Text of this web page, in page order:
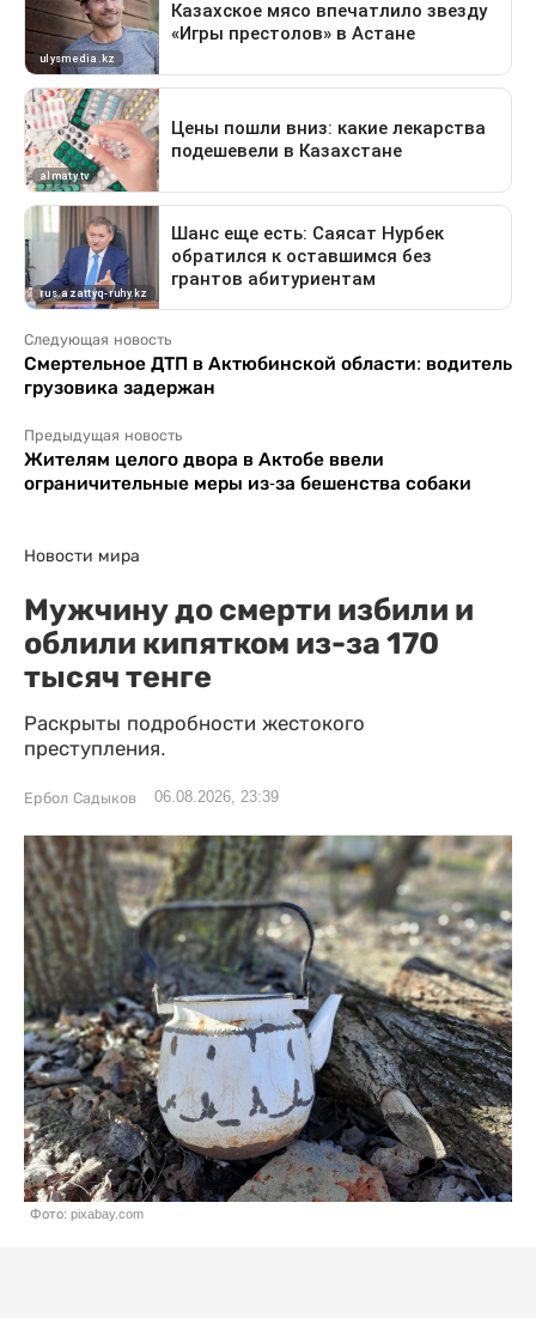
Следующая новость
Смертельное ДТП в Актюбинской области: водитель
грузовика задержан
Предыдущая новость
Жителям целого двора в Актобе ввели
ограничительные меры из-за бешенства собаки
Новости мира
Мужчину до смерти избили и
облили кипятком из-за 170
тысяч тенге
Раскрыты подробности жестокого
преступления.
Ербол Садыков 06.08.2026, 23:39
Фото: pixabay.com